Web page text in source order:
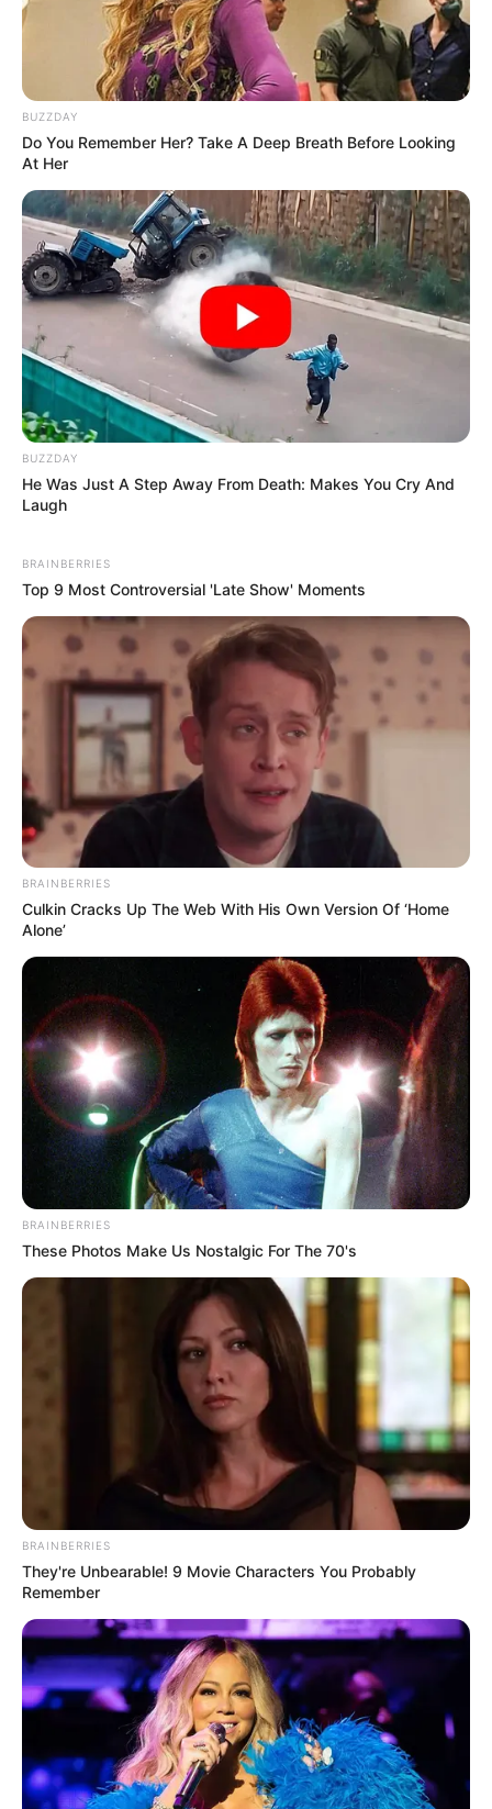
BUZZDAY
Do You Remember Her? Take A Deep Breath Before Looking
At Her
BUZZDAY
He Was Just A Step Away From Death: Makes You Cry And
Laugh
BRAINBERRIES
Top 9 Most Controversial 'Late Show' Moments
BRAINBERRIES
Culkin Cracks Up The Web With His Own Version Of ‘Home
Alone’
BRAINBERRIES
These Photos Make Us Nostalgic For The 70's
BRAINBERRIES
They're Unbearable! 9 Movie Characters You Probably
Remember